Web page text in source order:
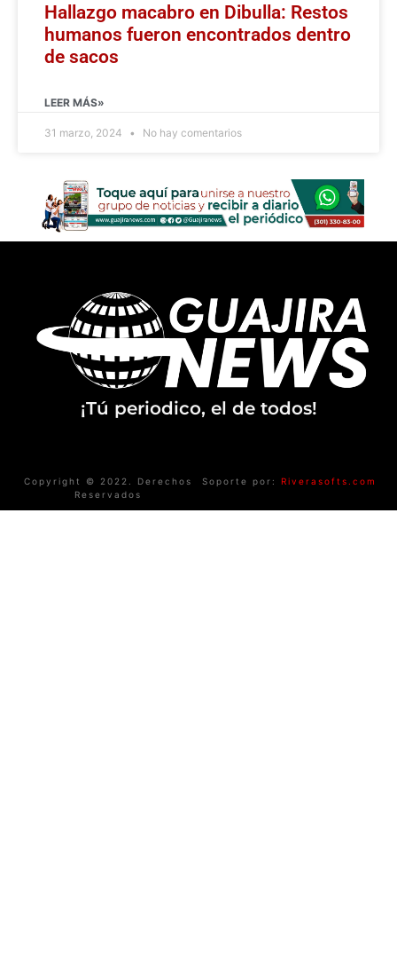
Hallazgo macabro en Dibulla: Restos
humanos fueron encontrados dentro
de sacos
LEER MÁS»
31 marzo, 2024 No hay comentarios
¡Tú periodico, el de todos!
Copyright © 2022. Derechos
Reservados
Soporte por: Riverasofts.com